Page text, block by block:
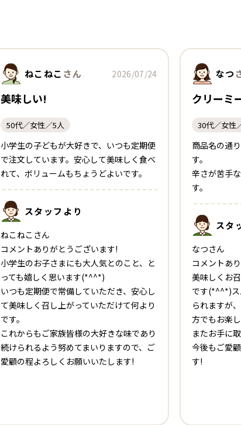
ねこねこ さん 2026/07/24
美味しい!
50代／女性／5人
小学生の子どもが大好きで、いつも定期便
で注文しています。安心して美味しく食べ
れて、ボリュームもちょうどよいです。
スタッフ より
ねこねこさん
コメントありがとうございます!
小学生のお子さまにも大人気とのこと、と
っても嬉しく思います(*^^*)
いつも定期便で常備していただき、安心し
て美味しく召し上がっていただけて何より
です。
これからもご家族皆様の大好きな味であり
続けられるよう努めてまいりますので、ご
愛顧の程よろしくお願いいたします!
なつ
クリーミ
30代／女性
商品名の通
す。
辛さが苦手
す。
スタ
なつさん
コメントあ
美味しくお
です(*^^*)ス
られますが
方でもお楽
またお手に
今後もご愛
す!